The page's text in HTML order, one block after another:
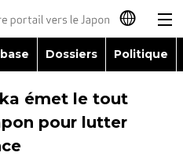
日本語
English
Dossiers Politique
émet le tout
pour lutter